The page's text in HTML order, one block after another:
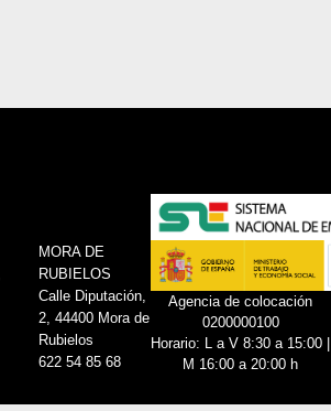
MORA DE
RUBIELOS
Calle Diputación,
2, 44400 Mora de
Rubielos
622 54 85 68
Agencia de colocación
0200000100
Horario: L a V 8:30 a 15:00 |
M 16:00 a 20:00 h